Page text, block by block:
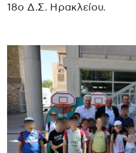
18ο Δ.Σ. Ηρακλείου.